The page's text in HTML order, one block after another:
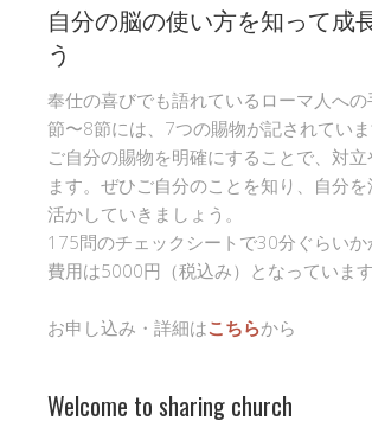
自分の脳の使い方を知って成
う
奉仕の喜びでも語れているローマ人へ
節〜8節には、7つの賜物が記されていま
ご自分の賜物を明確にすることで、対立
ます。ぜひご自分のことを知り、自分
活かしていきましょう。
175問のチェックシートで30分ぐらいか
費用は5000円（税込み）となっています
お申し込み・詳細はこちらから
Welcome to sharing church